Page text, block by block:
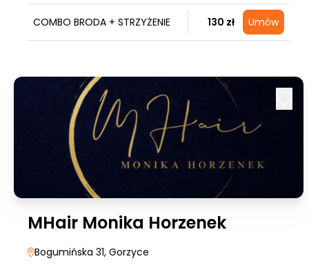
COMBO BRODA + STRZYŻENIE 130 zł Umów
MHair Monika Horzenek
Bogumińska 31, Gorzyce